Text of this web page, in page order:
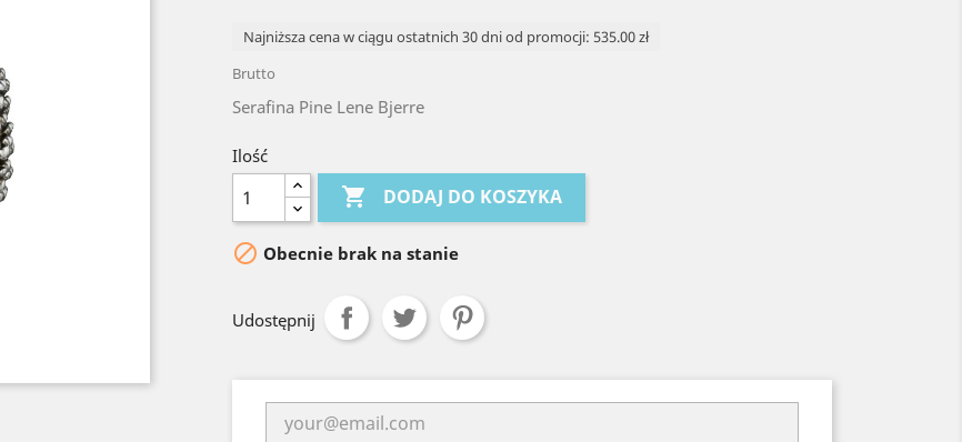
Najniższa cena w ciągu ostatnich 30 dni od promocji: 535.00 zł
Brutto
Serafina Pine Lene Bjerre
Ilość
 DODAJ DO KOSZYKA
 Obecnie brak na stanie
Udostępnij